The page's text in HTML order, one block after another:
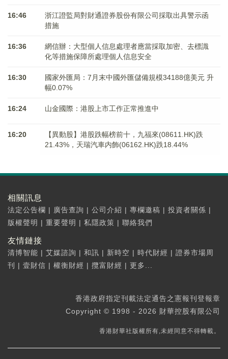
16:46
浙江證監局對財通證券股份有限公司採取出具警示函
措施
16:36
網信辦：大型個人信息處理者應當採取加密、去標識
化等措施保障所處理個人信息安全
16:30
國家外匯局：7月末中國外匯儲備規模34188億美元 升
幅0.07%
16:24 山金國際：港股上市工作正常推進中
16:20
【異動股】港股跌幅榜前十，九福來(08611.HK)跌
21.43%，天瑞汽車内飾(06162.HK)跌18.44%
相關訊息
法定公告欄 | 廣告查詢 | 公司介紹 | 專欄邀稿 | 投資者關係 |
版權聲明 | 重要聲明 | 私隱政策 | 聯絡我們
友情鏈接
清博智能 | 艾媒諮詢 | 和訊 | 新時空 | 時代財經 | 證券市場周
刊
| 壹財信 | 權衡財經 | 攬富財經 | 更多...
香港政府指定刊載法定通告之憲報刊登報章
Copyright © 1998 - 2026 財華控股有限公司
香港財華社版權所有,未經同意不得轉載。